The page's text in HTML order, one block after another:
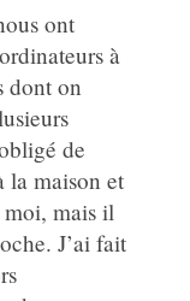
ont
à
dont on
de
la maison et
moi, mais il
J’ai fait